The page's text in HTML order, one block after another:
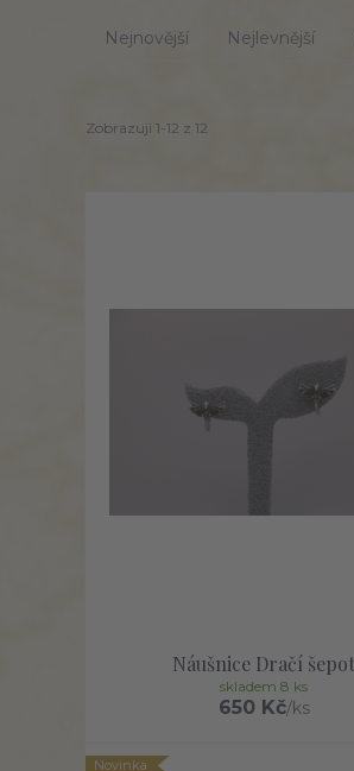
Nejnovější Nejlevnější
Zobrazuji 1-12 z 12
Náušnice Dračí šepot
650 Kč/ks
skladem 8 ks
Novinka